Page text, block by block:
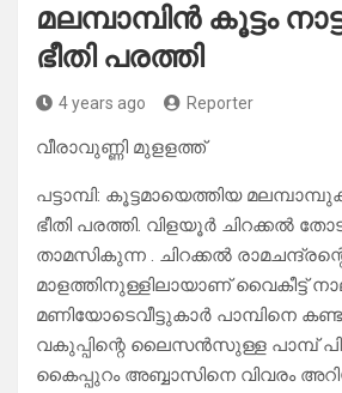
മലമ്പാമ്പിൻ കൂട്ടം
ഭീതി പരത്തി
4 years ago Reporter
വീരാവുണ്ണി മുളളത്ത്
പട്ടാമ്പി: കൂട്ടമായെത്തിയ
ഭീതി പരത്തി. വിളയൂർ ചിറക്കൽ
താമസികുന്ന . ചിറക്കൽ
മാളത്തിനുള്ളിലായാണ് വൈകീട്ട്
മണിയോടെവീട്ടുകാർ പാമ്പിനെ
വകുപ്പിന്റെ ലൈസൻസുള്ള പാമ്പ്
കൈപ്പുറം അബ്ബാസിനെ വിവരം